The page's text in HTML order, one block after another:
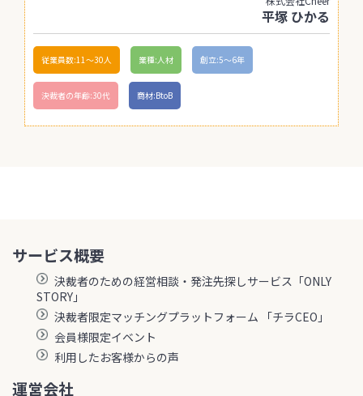
平塚 ひかる
従業員数:11〜30人 業種:人材 創立:5〜6年
決裁者の年齢:30代 商材:BtoB
サービス概要
決裁者のための経営相談・発注先探しサービス「ONLY
STORY」
決裁者限定マッチングプラットフォーム 「チラCEO」
会員様限定イベント
利用したお客様からの声
運営会社